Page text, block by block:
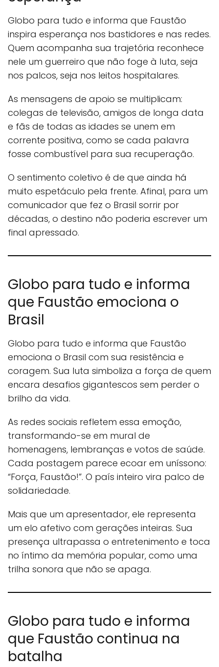
Globo para tudo e informa que Faustão
inspira esperança nos bastidores e nas redes.
Quem acompanha sua trajetória reconhece
nele um guerreiro que não foge à luta, seja
nos palcos, seja nos leitos hospitalares.
As mensagens de apoio se multiplicam:
colegas de televisão, amigos de longa data
e fãs de todas as idades se unem em
corrente positiva, como se cada palavra
fosse combustível para sua recuperação.
O sentimento coletivo é de que ainda há
muito espetáculo pela frente. Afinal, para um
comunicador que fez o Brasil sorrir por
décadas, o destino não poderia escrever um
final apressado.
Globo para tudo e informa
que Faustão emociona o
Brasil
Globo para tudo e informa que Faustão
emociona o Brasil com sua resistência e
coragem. Sua luta simboliza a força de quem
encara desafios gigantescos sem perder o
brilho da vida.
As redes sociais refletem essa emoção,
transformando-se em mural de
homenagens, lembranças e votos de saúde.
Cada postagem parece ecoar em uníssono:
“Força, Faustão!”. O país inteiro vira palco de
solidariedade.
Mais que um apresentador, ele representa
um elo afetivo com gerações inteiras. Sua
presença ultrapassa o entretenimento e toca
no íntimo da memória popular, como uma
trilha sonora que não se apaga.
Globo para tudo e informa
que Faustão continua na
batalha